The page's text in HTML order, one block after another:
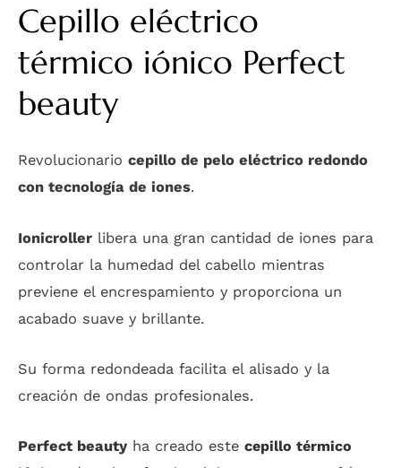
Cepillo eléctrico
térmico iónico Perfect
beauty
Revolucionario cepillo de pelo eléctrico redondo
con tecnología de iones.
Ionicroller libera una gran cantidad de iones para
controlar la humedad del cabello mientras
previene el encrespamiento y proporciona un
acabado suave y brillante.
Su forma redondeada facilita el alisado y la
creación de ondas profesionales.
Perfect beauty ha creado este cepillo térmico